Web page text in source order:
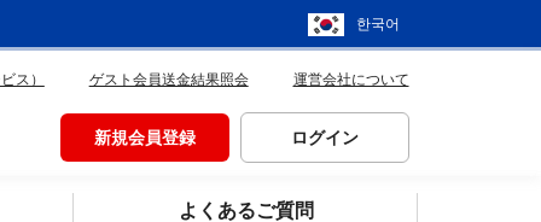
한국어
ス） ゲスト会員送金結果照会 運営会社について
新規会員登録 ログイン
よくあるご質問